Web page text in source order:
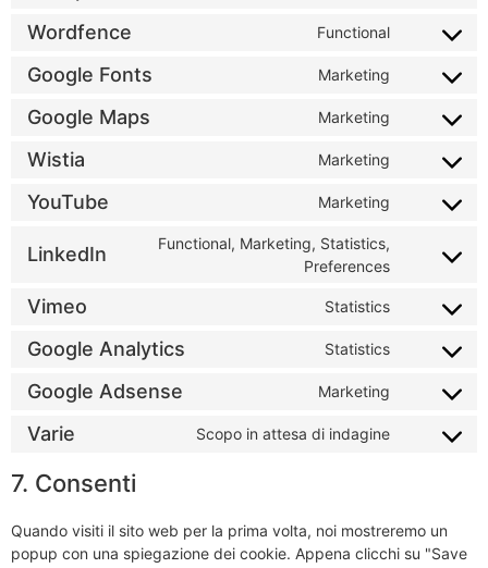
Wordfence
Functional
Google Fonts Marketing
Google Maps Marketing
Wistia Marketing
YouTube Marketing
LinkedIn
Functional, Marketing, Statistics,
Preferences
Vimeo Statistics
Google Analytics Statistics
Google Adsense Marketing
Varie Scopo in attesa di indagine
7. Consenti
Quando visiti il sito web per la prima volta, noi mostreremo un
popup con una spiegazione dei cookie. Appena clicchi su "Save